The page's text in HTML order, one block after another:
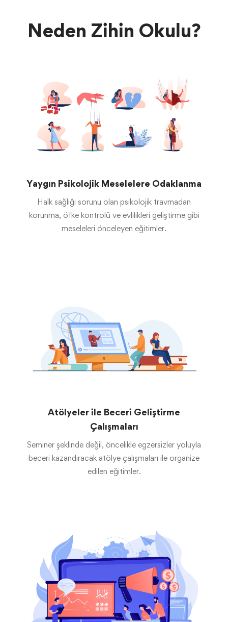
Neden Zihin Okulu?
Yaygın Psikolojik Meselelere Odaklanma
Halk sağlığı sorunu olan psikolojik travmadan
korunma, öfke kontrolü ve evlilikleri geliştirme gibi
meseleleri önceleyen eğitimler.
Atölyeler ile Beceri Geliştirme
Çalışmaları
Seminer şeklinde değil, öncelikle egzersizler yoluyla
beceri kazandıracak atölye çalışmaları ile organize
edilen eğitimler.